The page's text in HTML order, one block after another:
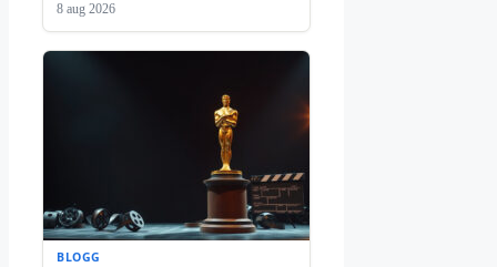
8 aug 2026
BLOGG